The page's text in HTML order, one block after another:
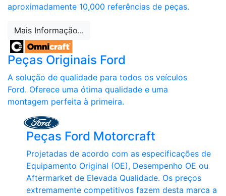
aproximadamente 10,000 referências de peças.
Mais Informação...
Peças Originais Ford
A solução de qualidade para todos os veículos
Ford. Oferece uma ótima qualidade e uma
montagem perfeita à primeira.
Peças Ford Motorcraft
Projetadas de acordo com as especificações de
Equipamento Original (OE), Desempenho OE ou
Aftermarket de Elevada Qualidade. Os preços
extremamente competitivos fazem desta marca a